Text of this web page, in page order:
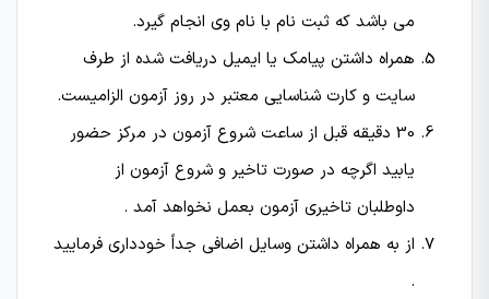
می باشد که ثبت نام با نام وی انجام گیرد.
همراه داشتن پیامک یا ایمیل دریافت شده از طرف
سایت و کارت شناسایی معتبر در روز آزمون الزامیست.
30 دقیقه قبل از ساعت شروع آزمون در مركز حضور
یابید اگرچه در صورت تاخیر و شروع آزمون از
داوطلبان تاخیری آزمون بعمل نخواهد آمد .
از به همراه داشتن وسایل اضافی جداً خودداری فرمایید
.